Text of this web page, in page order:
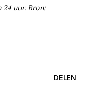
24 uur. Bron:
DELEN